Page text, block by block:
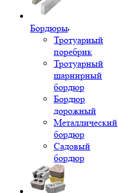
Бордюры
Тротуарный
поребрик
Тротуарный
шарнирный
бордюр
Бордюр
дорожный
Металлический
бордюр
Садовый
бордюр